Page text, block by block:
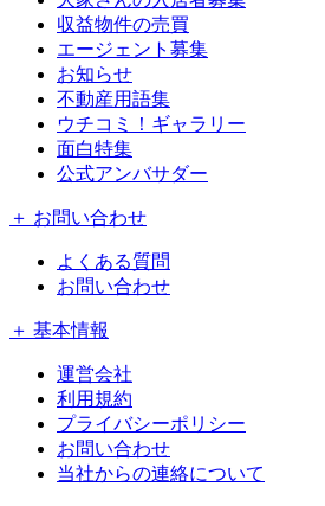
収益物件の売買
エージェント募集
お知らせ
不動産用語集
ウチコミ！ギャラリー
面白特集
公式アンバサダー
＋ お問い合わせ
よくある質問
お問い合わせ
＋ 基本情報
運営会社
利用規約
プライバシーポリシー
お問い合わせ
当社からの連絡について